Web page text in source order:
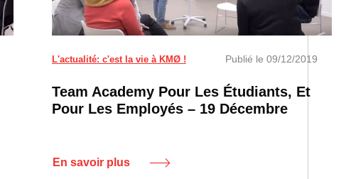
L'actualité: c'est la vie à KMØ ! Publié le 09/12/2019
Team Academy Pour Les Étudiants, Et
Pour Les Employés – 19 Décembre
En savoir plus